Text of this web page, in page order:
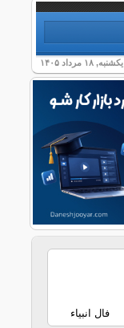
یکشنبه, ۱۸ مرداد ۱۴۰۵
فال انبیاء